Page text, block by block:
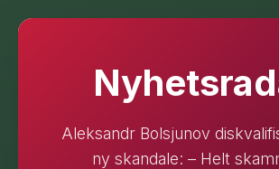
Aleksandr Bolsjunov
ny skandale: – Helt